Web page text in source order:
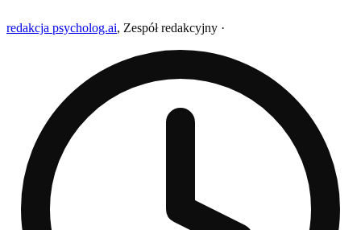
redakcja psycholog.ai, Zespół redakcyjny ·